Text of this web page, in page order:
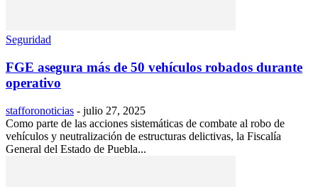
Seguridad
FGE asegura más de 50 vehículos robados durante
operativo
stafforonoticias - julio 27, 2025
Como parte de las acciones sistemáticas de combate al robo de
vehículos y neutralización de estructuras delictivas, la Fiscalía
General del Estado de Puebla...